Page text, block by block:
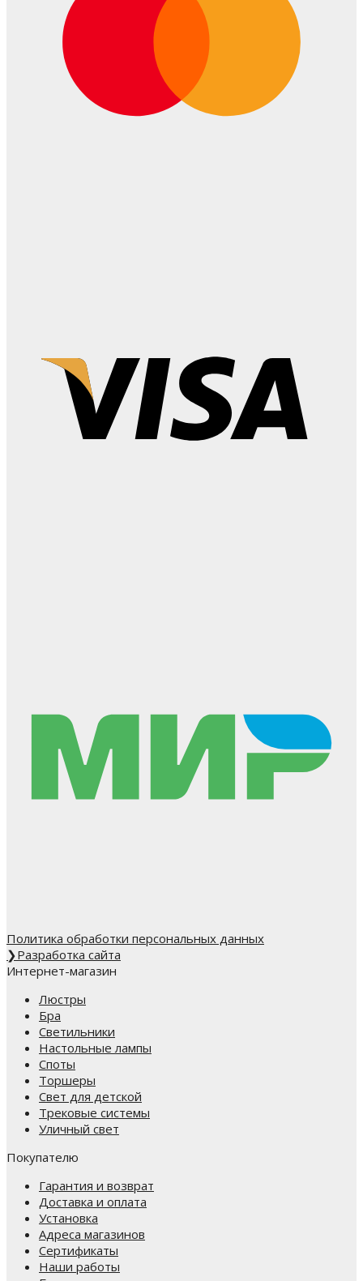
Политика обработки персональных данных
❯Разработка сайта
Интернет-магазин
Люстры
Бра
Светильники
Настольные лампы
Споты
Торшеры
Свет для детской
Трековые системы
Уличный свет
Покупателю
Гарантия и возврат
Доставка и оплата
Установка
Адреса магазинов
Сертификаты
Наши работы